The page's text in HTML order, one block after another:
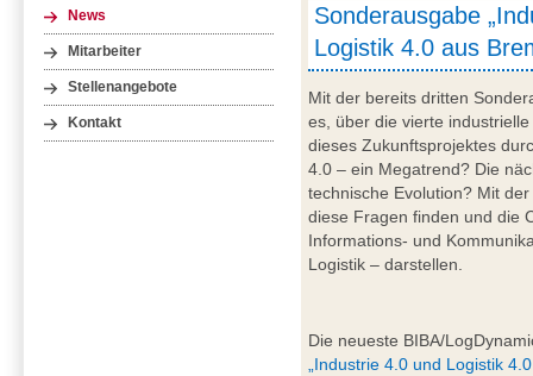
News
Mitarbeiter
Stellenangebote
Kontakt
Sonderausgabe
Logistik 4.0 aus
Mit der bereits dritten
es, über die vierte
dieses Zukunftsprojektes
4.0 – ein Megatrend? Die
technische Evolution? Mit
diese Fragen finden und die
Informations- und
Logistik – darstellen.
Die neueste BIBA/
„Industrie 4.0 und Logistik